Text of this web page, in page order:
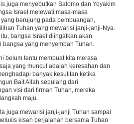
juga menyebutkan Salomo dan Yoyakim
Israel melewati masa-masa
berujung pada pembuangan,
Tuhan yang mewarisi janji-janji-Nya.
bangsa Israel diingatkan akan
yang menyembah Tuhan.
belum tentu membuat kita merasa
yang muncul adalah keresahan dan
banyak kesulitan ketika
Bait Allah sepulang dari
visi dari firman Tuhan, mereka
maju.
juga mewarisi janji-janji Tuhan sampai
kisah perjalanan bersama Tuhan